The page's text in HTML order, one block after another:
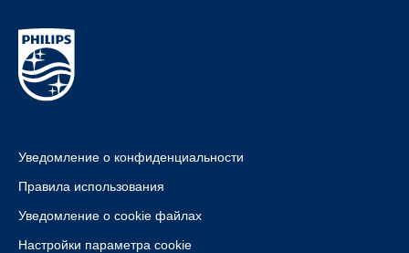
Уведомление о конфиденциальности
Правила использования
Уведомление о cookie файлах
Настройки параметра cookie